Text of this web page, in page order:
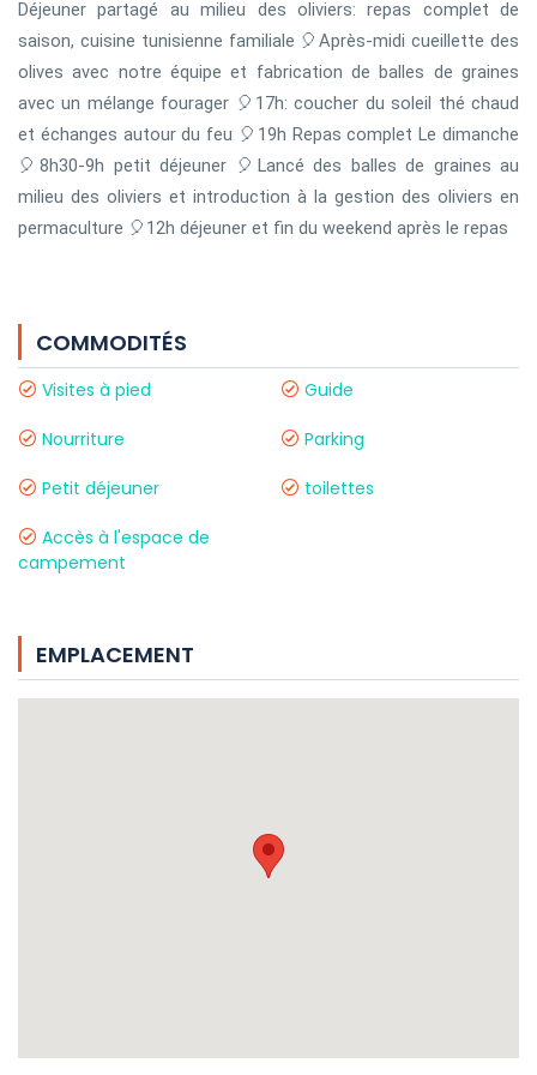
Déjeuner partagé au milieu des oliviers: repas complet de
saison, cuisine tunisienne familiale 🎈Après-midi cueillette des
olives avec notre équipe et fabrication de balles de graines
avec un mélange fourager 🎈17h: coucher du soleil thé chaud
et échanges autour du feu 🎈19h Repas complet Le dimanche
🎈8h30-9h petit déjeuner 🎈Lancé des balles de graines au
milieu des oliviers et introduction à la gestion des oliviers en
permaculture 🎈12h déjeuner et fin du weekend après le repas
COMMODITÉS
Visites à pied Guide
Nourriture Parking
Petit déjeuner toilettes
Accès à l'espace de
campement
EMPLACEMENT